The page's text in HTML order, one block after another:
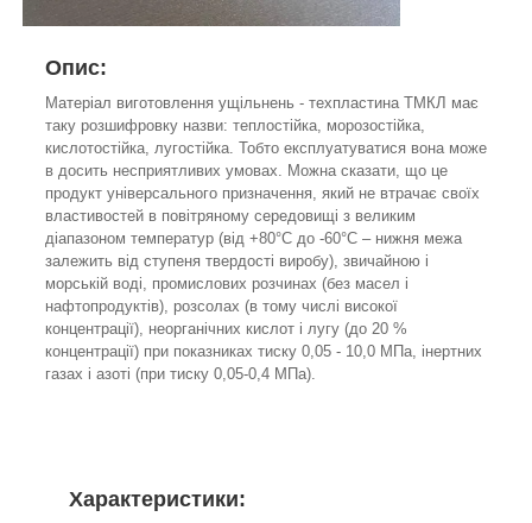
Опис:
Матеріал виготовлення ущільнень - техпластина ТМКЛ має
таку розшифровку назви: теплостійка, морозостійка,
кислотостійка, лугостійка. Тобто експлуатуватися вона може
в досить несприятливих умовах. Можна сказати, що це
продукт універсального призначення, який не втрачає своїх
властивостей в повітряному середовищі з великим
діапазоном температур (від +80°С до -60°С – нижня межа
залежить від ступеня твердості виробу), звичайною і
морській воді, промислових розчинах (без масел і
нафтопродуктів), розсолах (в тому числі високої
концентрації), неорганічних кислот і лугу (до 20 %
концентрації) при показниках тиску 0,05 - 10,0 МПа, інертних
газах і азоті (при тиску 0,05-0,4 МПа).
Характеристики: